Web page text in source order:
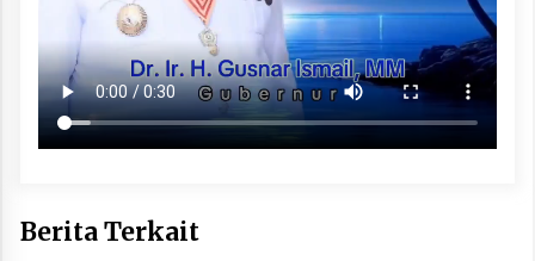
Berita Terkait